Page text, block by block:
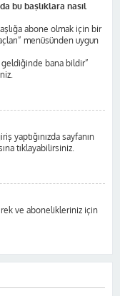
bu başlıklara nasıl
abone olmak için bir
menüsünden uygun
geldiğinde bana bildir”
yaptığınızda sayfanın
tıklayabilirsiniz.
ve abonelikleriniz için